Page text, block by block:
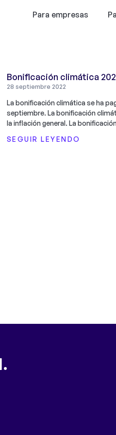
Para empresas
Bonificación climática
28 septiembre 2022
La bonificación climática se ha
septiembre. La bonificación
la inflación general. La
SEGUIR LEYENDO